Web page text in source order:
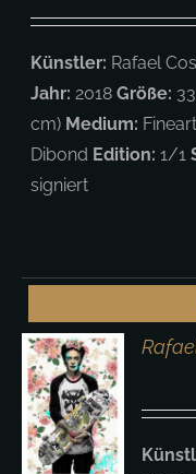
Künstler: Rafael
Jahr: 2018Größe:
cm) Medium:
Dibond Edition: 1/1
signiert